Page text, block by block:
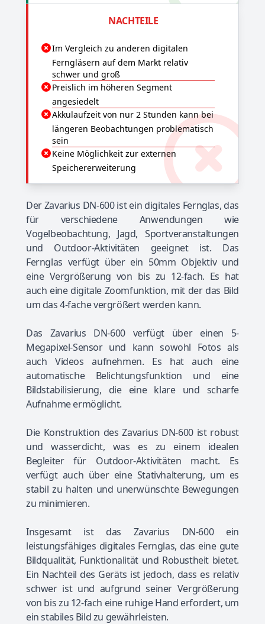
NACHTEILE
Im Vergleich zu anderen digitalen
Ferngläsern auf dem Markt relativ
schwer und groß
Preislich im höheren Segment
angesiedelt
Akkulaufzeit von nur 2 Stunden kann bei
längeren Beobachtungen problematisch
sein
Keine Möglichkeit zur externen
Speichererweiterung
Der Zavarius DN-600 ist ein digitales Fernglas, das
für verschiedene Anwendungen wie
Vogelbeobachtung, Jagd, Sportveranstaltungen
und Outdoor-Aktivitäten geeignet ist. Das
Fernglas verfügt über ein 50mm Objektiv und
eine Vergrößerung von bis zu 12-fach. Es hat
auch eine digitale Zoomfunktion, mit der das Bild
um das 4-fache vergrößert werden kann.
Das Zavarius DN-600 verfügt über einen 5-
Megapixel-Sensor und kann sowohl Fotos als
auch Videos aufnehmen. Es hat auch eine
automatische Belichtungsfunktion und eine
Bildstabilisierung, die eine klare und scharfe
Aufnahme ermöglicht.
Die Konstruktion des Zavarius DN-600 ist robust
und wasserdicht, was es zu einem idealen
Begleiter für Outdoor-Aktivitäten macht. Es
verfügt auch über eine Stativhalterung, um es
stabil zu halten und unerwünschte Bewegungen
zu minimieren.
Insgesamt ist das Zavarius DN-600 ein
leistungsfähiges digitales Fernglas, das eine gute
Bildqualität, Funktionalität und Robustheit bietet.
Ein Nachteil des Geräts ist jedoch, dass es relativ
schwer ist und aufgrund seiner Vergrößerung
von bis zu 12-fach eine ruhige Hand erfordert, um
ein stabiles Bild zu gewährleisten.